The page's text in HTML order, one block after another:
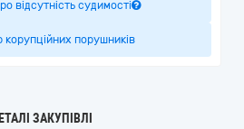
відсутність судимості
корупційних порушників
ЗАКУПІВЛІ